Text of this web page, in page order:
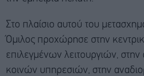
Στο πλαίσιο αυτού του
Όμιλος προχώρησε στην
επιλεγμένων λειτουργιών, στην
κοινών υπηρεσιών, στην